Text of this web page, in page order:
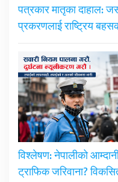
पत्रकार मातृका दाहाल:
प्रकरणलाई राष्ट्रिय
विश्लेषण: नेपालीको
ट्राफिक जरिवाना?